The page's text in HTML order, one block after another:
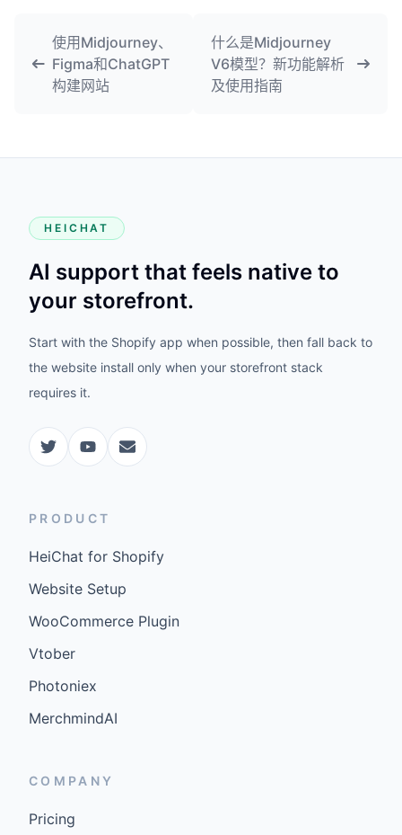
使用Midjourney、
Figma和ChatGPT
构建网站
什么是Midjourney
V6模型？新功能解析
及使用指南
HEICHAT
AI support that feels native to
your storefront.
Start with the Shopify app when possible, then fall back to
the website install only when your storefront stack
requires it.
PRODUCT
HeiChat for Shopify
Website Setup
WooCommerce Plugin
Vtober
Photoniex
MerchmindAI
COMPANY
Pricing